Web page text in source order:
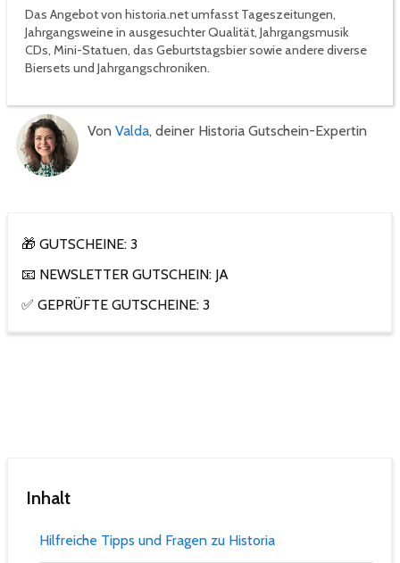
Das Angebot von historia.net umfasst Tageszeitungen,
Jahrgangsweine in ausgesuchter Qualität, Jahrgangsmusik
CDs, Mini-Statuen, das Geburtstagsbier sowie andere diverse
Biersets und Jahrgangschroniken.
Von Valda, deiner Historia Gutschein-Expertin
🎁 GUTSCHEINE: 3
📧 NEWSLETTER GUTSCHEIN: JA
✅ GEPRÜFTE GUTSCHEINE: 3
Inhalt
Hilfreiche Tipps und Fragen zu Historia